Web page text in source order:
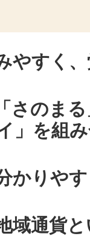
やすく
さのま
」を組
かりや
域通貨